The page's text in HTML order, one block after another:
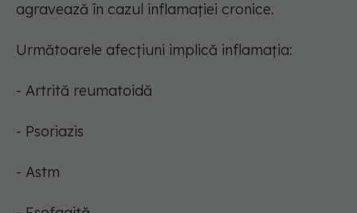
agravează în cazul inflamației cronice.
Următoarele afecțiuni implică inflamația:
- Artrită reumatoidă
- Psoriazis
- Astm